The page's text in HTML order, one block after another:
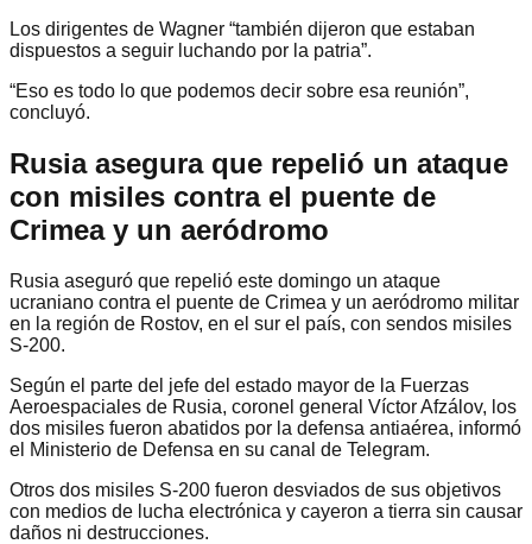
Los dirigentes de Wagner “también dijeron que estaban
dispuestos a seguir luchando por la patria”.
“Eso es todo lo que podemos decir sobre esa reunión”,
concluyó.
Rusia asegura que repelió un ataque
con misiles contra el puente de
Crimea y un aeródromo
Rusia aseguró que repelió este domingo un ataque
ucraniano contra el puente de Crimea y un aeródromo militar
en la región de Rostov, en el sur el país, con sendos misiles
S-200.
Según el parte del jefe del estado mayor de la Fuerzas
Aeroespaciales de Rusia, coronel general Víctor Afzálov, los
dos misiles fueron abatidos por la defensa antiaérea, informó
el Ministerio de Defensa en su canal de Telegram.
Otros dos misiles S-200 fueron desviados de sus objetivos
con medios de lucha electrónica y cayeron a tierra sin causar
daños ni destrucciones.